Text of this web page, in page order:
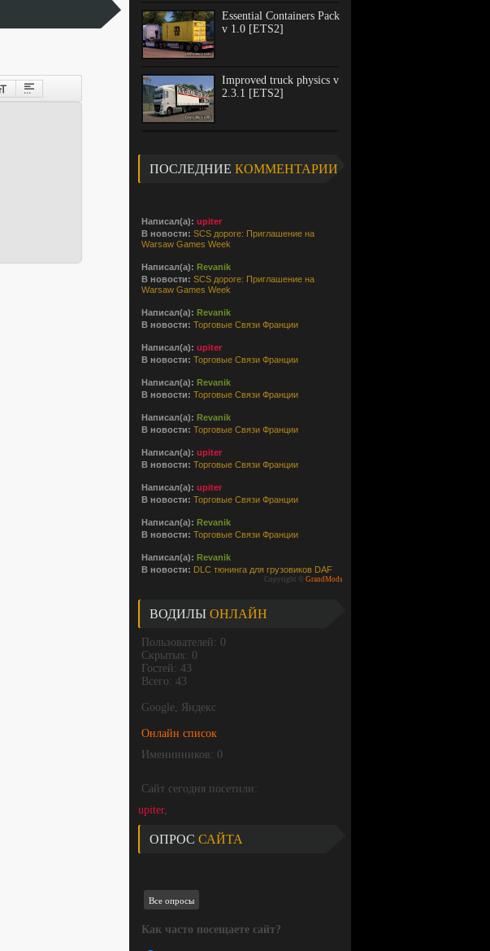
Essential Containers Pack
v 1.0 [ETS2]
Improved truck physics v
2.3.1 [ETS2]
ПОСЛЕДНИЕ КОММЕНТАРИИ
Написал(а): upiter
В новости: SCS дороге: Приглашение на
Warsaw Games Week
Написал(а): Revanik
В новости: SCS дороге: Приглашение на
Warsaw Games Week
Написал(а): Revanik
В новости: Торговые Связи Франции
Написал(а): upiter
В новости: Торговые Связи Франции
Написал(а): Revanik
В новости: Торговые Связи Франции
Написал(а): Revanik
В новости: Торговые Связи Франции
Написал(а): upiter
В новости: Торговые Связи Франции
Написал(а): upiter
В новости: Торговые Связи Франции
Написал(а): Revanik
В новости: Торговые Связи Франции
Написал(а): Revanik
В новости: DLC тюнинга для грузовиков DAF
Copyright © GrandMods
ВОДИЛЫ ОНЛАЙН
Пользователей: 0
Скрытых: 0
Гостей: 43
Всего: 43
Google, Яндекс
Онлайн список
Именинников: 0
Сайт сегодня посетили:
upiter,
ОПРОС САЙТА
Все опросы
Как часто посещаете сайт?